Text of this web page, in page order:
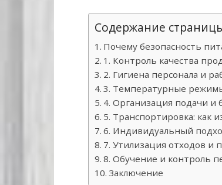
Содержание
Почему безопасность
1. Контроль качества
2. Гигиена персонала и
3. Температурные
4. Организация подачи и
5. Транспортировка: как
6. Индивидуальный
7. Утилизация отходов и
8. Обучение и контроль
Заключение